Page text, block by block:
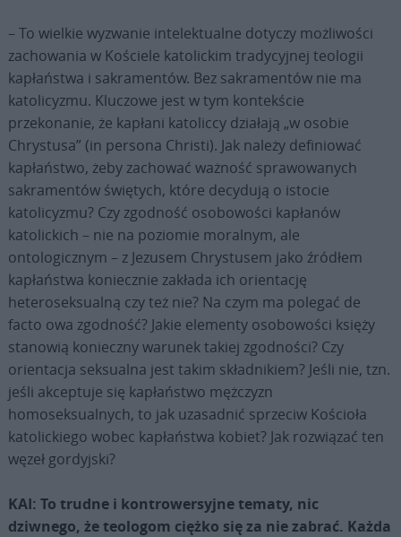
– To wielkie wyzwanie intelektualne dotyczy możliwości
zachowania w Kościele katolickim tradycyjnej teologii
kapłaństwa i sakramentów. Bez sakramentów nie ma
katolicyzmu. Kluczowe jest w tym kontekście
przekonanie, że kapłani katoliccy działają „w osobie
Chrystusa” (in persona Christi). Jak należy definiować
kapłaństwo, żeby zachować ważność sprawowanych
sakramentów świętych, które decydują o istocie
katolicyzmu? Czy zgodność osobowości kapłanów
katolickich – nie na poziomie moralnym, ale
ontologicznym – z Jezusem Chrystusem jako źródłem
kapłaństwa koniecznie zakłada ich orientację
heteroseksualną czy też nie? Na czym ma polegać de
facto owa zgodność? Jakie elementy osobowości księży
stanowią konieczny warunek takiej zgodności? Czy
orientacja seksualna jest takim składnikiem? Jeśli nie, tzn.
jeśli akceptuje się kapłaństwo mężczyzn
homoseksualnych, to jak uzasadnić sprzeciw Kościoła
katolickiego wobec kapłaństwa kobiet? Jak rozwiązać ten
węzeł gordyjski?
KAI: To trudne i kontrowersyjne tematy, nic
dziwnego, że teologom ciężko się za nie zabrać. Każda